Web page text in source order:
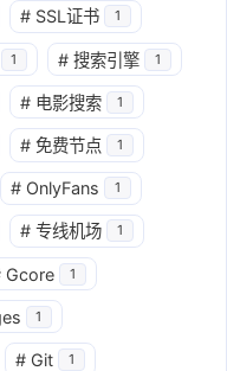
# SSL证书 1
1 # 搜索引擎 1
# 电影搜索 1
# 免费节点 1
# OnlyFans 1
# 专线机场 1
Gcore 1
1
# Git 1